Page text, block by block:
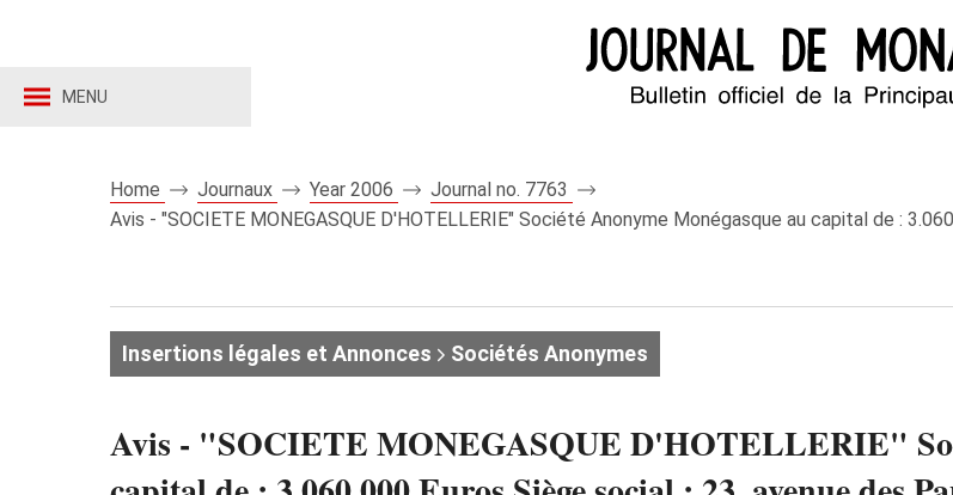
MENU
Home Journaux Year 2006
Journal no. 7763
Avis - "SOCIETE MONEGASQUE D'HOTELLERIE" Société Anonyme Monégasque au capital de :
Insertions légales et Annonces Sociétés Anonymes
Avis - "SOCIETE MONEGASQUE D'HOTELLERIE"